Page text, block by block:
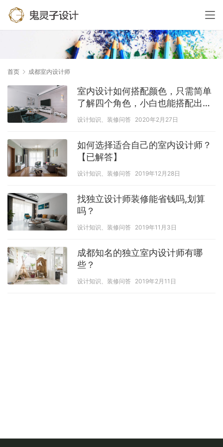
首页 成都室内设计师
室内设计如何搭配颜色，只需简单
了解四个角色，小白也能搭配出美
屋
设计知识、装修问答 2020年2月27日
如何选择适合自己的室内设计师？
【已解答】
设计知识、装修问答 2019年12月28日
找独立设计师装修能省钱吗,划算
吗？
设计知识、装修问答 2019年11月3日
成都知名的独立室内设计师有哪
些？
设计知识、装修问答 2019年2月11日